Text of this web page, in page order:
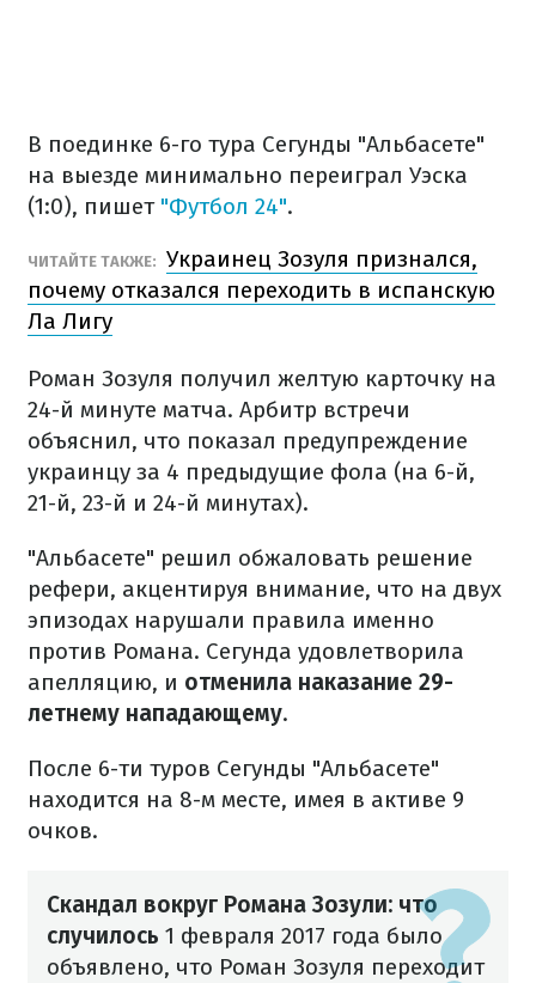
В поединке 6-го тура Сегунды "Альбасете"
на выезде минимально переиграл Уэска ​​
(1:0), пишет "Футбол 24".
ЧИТАЙТЕ ТАКЖЕ: Украинец Зозуля признался,
почему отказался переходить в испанскую
Ла Лигу
Роман Зозуля получил желтую карточку на
24-й минуте матча. Арбитр встречи
объяснил, что показал предупреждение
украинцу за 4 предыдущие фола (на 6-й,
21-й, 23-й и 24-й минутах).
"Альбасете" решил обжаловать решение
рефери, акцентируя внимание, что на двух
эпизодах нарушали правила именно
против Романа. Сегунда удовлетворила
апелляцию, и отменила наказание 29-
летнему нападающему.
После 6-ти туров Сегунды "Альбасете"
находится на 8-м месте, имея в активе 9
очков.
Скандал вокруг Романа Зозули: что
случилось 1 февраля 2017 года было
объявлено, что Роман Зозуля переходит